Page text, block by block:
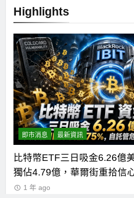
Highlights
即市消息 最新資訊
比特幣ETF三日吸金6.26億
獨佔4.79億，華爾街重拾信
1 年 ago